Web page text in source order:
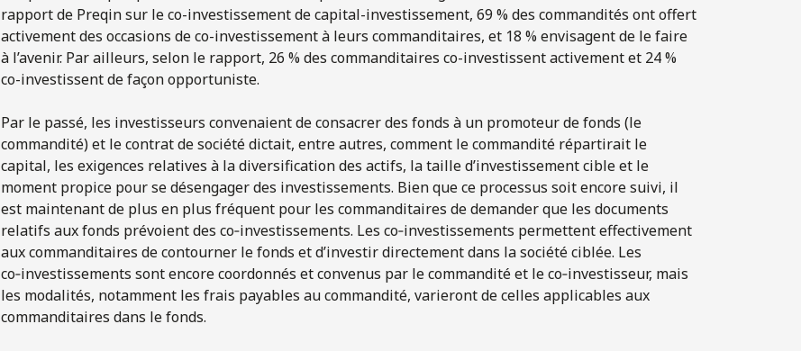
rapport de Preqin sur le co-investissement de capital-investissement, 69 % des commandités ont offert
activement des occasions de co-investissement à leurs commanditaires, et 18 % envisagent de le faire
à l’avenir. Par ailleurs, selon le rapport, 26 % des commanditaires co-investissent activement et 24 %
co-investissent de façon opportuniste.
Par le passé, les investisseurs convenaient de consacrer des fonds à un promoteur de fonds (le
commandité) et le contrat de société dictait, entre autres, comment le commandité répartirait le
capital, les exigences relatives à la diversification des actifs, la taille d’investissement cible et le
moment propice pour se désengager des investissements. Bien que ce processus soit encore suivi, il
est maintenant de plus en plus fréquent pour les commanditaires de demander que les documents
relatifs aux fonds prévoient des co‑investissements. Les co‑investissements permettent effectivement
aux commanditaires de contourner le fonds et d’investir directement dans la société ciblée. Les
co‑investissements sont encore coordonnés et convenus par le commandité et le co‑investisseur, mais
les modalités, notamment les frais payables au commandité, varieront de celles applicables aux
commanditaires dans le fonds.